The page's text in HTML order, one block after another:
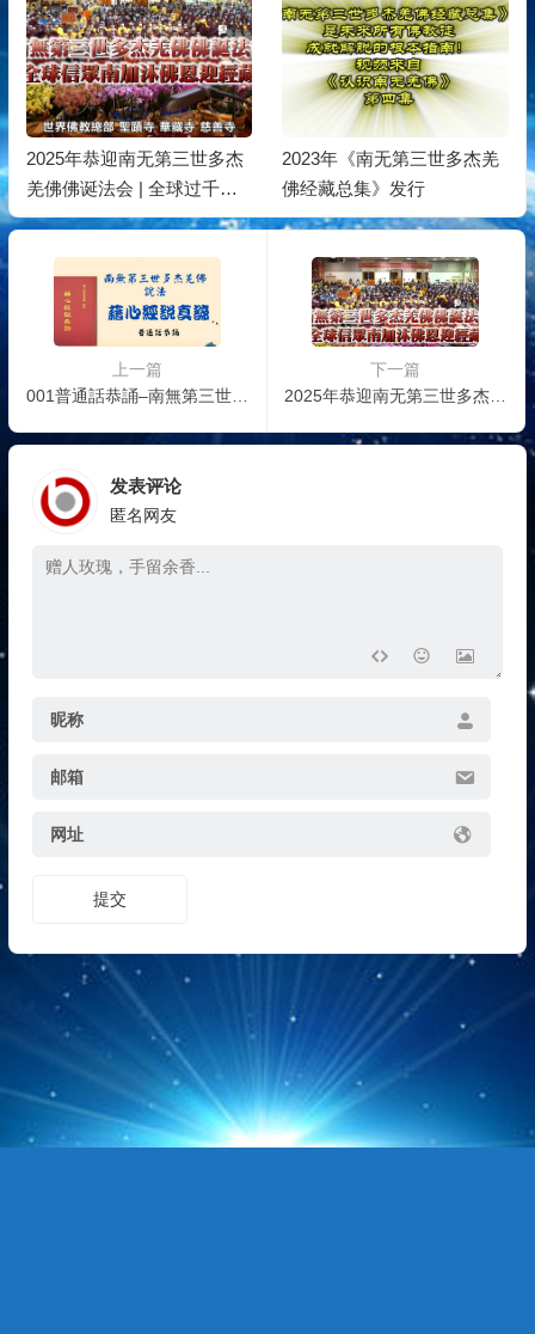
2025年恭迎南无第三世多杰
羌佛佛诞法会 | 全球过千信
众南加沐佛恩迎经藏
2023年《南无第三世多杰羌
佛经藏总集》发行
上一篇
001普通話恭誦–南無第三世多杰羌佛說法《藉心經說真諦》前言 5 – 7 頁
下一篇
2025年恭迎南无第三世多杰羌佛佛诞法会 | 全球过千信众南加沐佛恩迎经藏
发表评论
匿名网友
昵称
邮箱
网址
提交